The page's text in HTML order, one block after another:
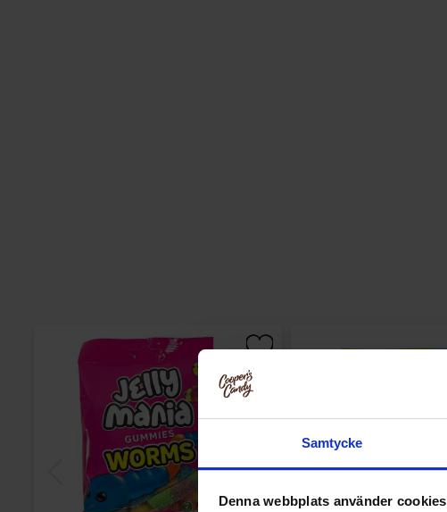
Samtycke
Denna webbplats använder cookies